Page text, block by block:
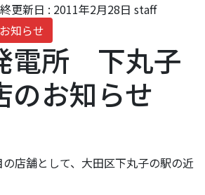
更新日 : 2011年2月28日 staff
知らせ
電所 下丸子
お知らせ
店舗として、大田区下丸子の駅の近